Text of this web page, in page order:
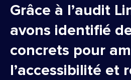
Grâce à l’audit
avons identifié
concrets pour
l’accessibilité et